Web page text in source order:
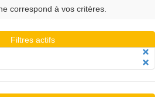
correspond à vos critères.
Filtres actifs